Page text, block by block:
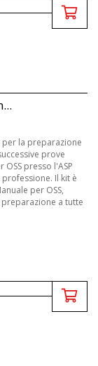
la preparazione
prove
presso l'ASP
Il kit è
per OSS,
a tutte